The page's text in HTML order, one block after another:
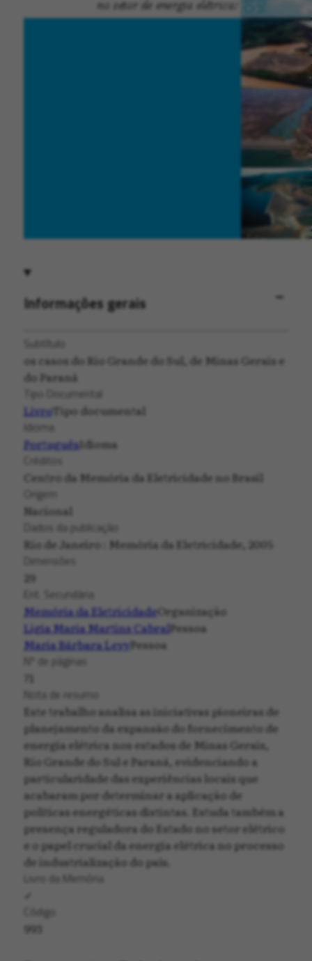
Informações gerais
Subtítulo
os casos do Rio Grande do Sul, de Minas Gerais e
do Paraná
Tipo Documental
LivroTipo documental
Idioma
PortuguêsIdioma
Créditos
Centro da Memória da Eletricidade no Brasil
Origem
Nacional
Dados da publicação
Rio de Janeiro : Memória da Eletricidade, 2005
Dimensões
29
Ent. Secundária
Memória da EletricidadeOrganização
Ligia Maria Martins CabralPessoa
Maria Bárbara LevyPessoa
Nº de páginas
71
Nota de resumo
Este trabalho analisa as iniciativas pioneiras de
planejamento da expansão do fornecimento de
energia elétrica nos estados de Minas Gerais,
Rio Grande do Sul e Paraná, evidenciando a
particularidade das experiências locais que
acabaram por determinar a aplicação de
políticas energéticas distintas. Estuda também a
presença reguladora do Estado no setor elétrico
e o papel crucial da energia elétrica no processo
de industrialização do país.
Livro da Memória
✓
Código
993